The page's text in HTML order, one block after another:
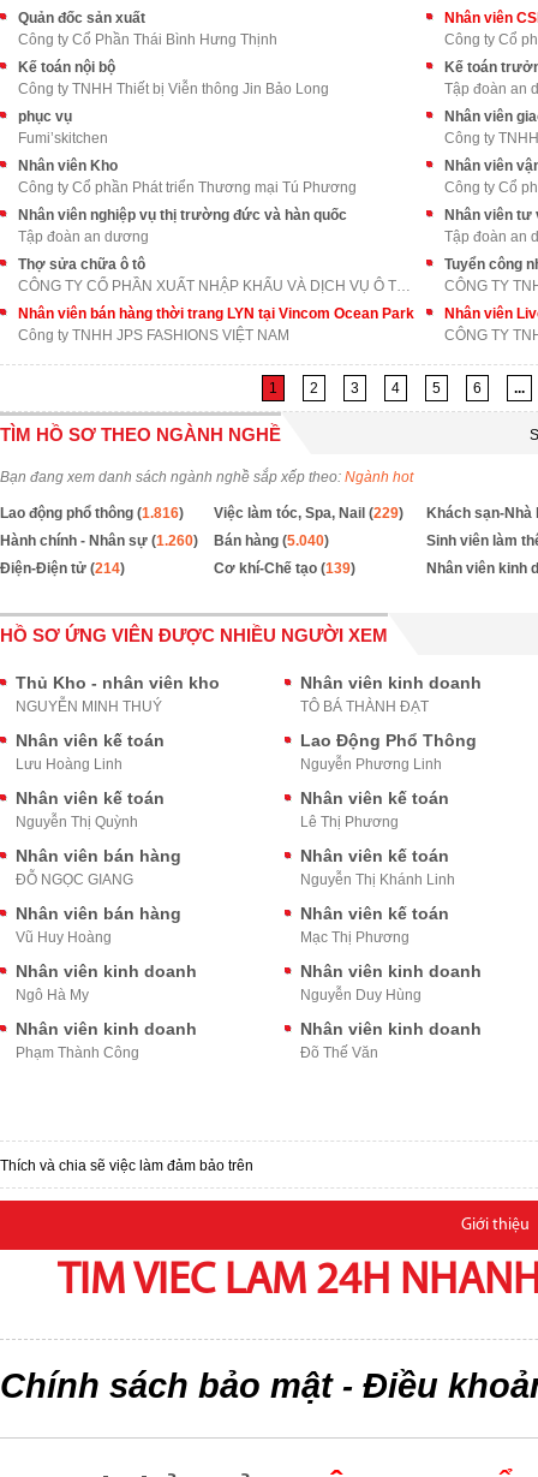
Quản đốc sản xuất
Công ty Cổ Phần Thái Bình Hưng Thịnh
Nhân viên
Công ty Cổ
Kế toán nội bộ
Công ty TNHH Thiết bị Viễn thông Jin Bảo Long
Kế toán
Tập đoàn an
phục vụ
Fumi’skitchen
Nhân viên
Công ty
Nhân viên Kho
Công ty Cổ phần Phát triển Thương mại Tú Phương
Nhân viên
Công ty Cổ
Nhân viên nghiệp vụ thị trường đức và hàn quốc
Tập đoàn an dương
Nhân viên tư
Tập đoàn an
Thợ sửa chữa ô tô
CÔNG TY CỔ PHẦN XUẤT NHẬP KHẨU VÀ DỊCH VỤ Ô TÔ LON
Tuyển công
CÔNG TY
Nhân viên bán hàng thời trang LYN tại Vincom Ocean Park
Công ty TNHH JPS FASHIONS VIỆT NAM
Nhân viên
CÔNG TY
1 2 3 4 5 6 ...
TÌM HỒ SƠ THEO NGÀNH NGHỀ
Bạn đang xem danh sách ngành nghề sắp xếp theo: Ngành hot
Lao động phổ thông (1.816) Việc làm tóc, Spa, Nail (229)
Khách sạn-Nhà
Hành chính - Nhân sự (1.260) Bán hàng (5.040)
Sinh viên làm
Điện-Điện tử (214) Cơ khí-Chế tạo (139) Nhân viên kinh
HỒ SƠ ỨNG VIÊN ĐƯỢC NHIỀU NGƯỜI XEM
Thủ Kho - nhân viên kho
NGUYỄN MINH THUÝ
Nhân viên kinh doanh
TÔ BÁ THÀNH ĐẠT
Nhân viên kế toán
Lưu Hoàng Linh
Lao Động Phổ Thông
Nguyễn Phương Linh
Nhân viên kế toán
Nguyễn Thị Quỳnh
Nhân viên kế toán
Lê Thị Phương
Nhân viên bán hàng
ĐỖ NGỌC GIANG
Nhân viên kế toán
Nguyễn Thị Khánh Linh
Nhân viên bán hàng
Vũ Huy Hoàng
Nhân viên kế toán
Mạc Thị Phương
Nhân viên kinh doanh
Ngô Hà My
Nhân viên kinh doanh
Nguyễn Duy Hùng
Nhân viên kinh doanh
Phạm Thành Công
Nhân viên kinh doanh
Đõ Thế Văn
Thích và chia sẽ việc làm đảm bảo trên
Giới thiệu
TIM VIEC LAM 24H
Chính sách bảo mật- Điều